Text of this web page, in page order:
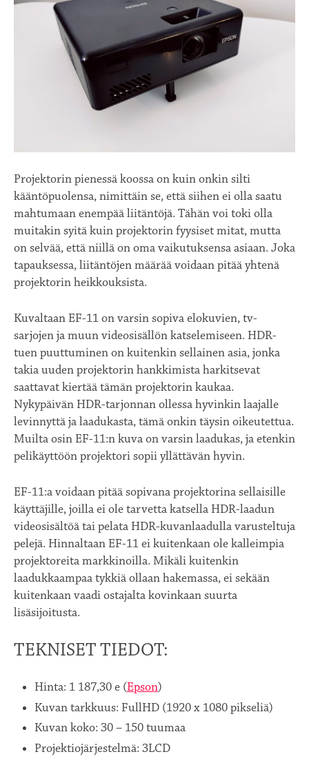
Projektorin pienessä koossa on kuin onkin silti
kääntöpuolensa, nimittäin se, että siihen ei olla saatu
mahtumaan enempää liitäntöjä. Tähän voi toki olla
muitakin syitä kuin projektorin fyysiset mitat, mutta
on selvää, että niillä on oma vaikutuksensa asiaan. Joka
tapauksessa, liitäntöjen määrää voidaan pitää yhtenä
projektorin heikkouksista.
Kuvaltaan EF-11 on varsin sopiva elokuvien, tv-
sarjojen ja muun videosisällön katselemiseen. HDR-
tuen puuttuminen on kuitenkin sellainen asia, jonka
takia uuden projektorin hankkimista harkitsevat
saattavat kiertää tämän projektorin kaukaa.
Nykypäivän HDR-tarjonnan ollessa hyvinkin laajalle
levinnyttä ja laadukasta, tämä onkin täysin oikeutettua.
Muilta osin EF-11:n kuva on varsin laadukas, ja etenkin
pelikäyttöön projektori sopii yllättävän hyvin.
EF-11:a voidaan pitää sopivana projektorina sellaisille
käyttäjille, joilla ei ole tarvetta katsella HDR-laadun
videosisältöä tai pelata HDR-kuvanlaadulla varusteltuja
pelejä. Hinnaltaan EF-11 ei kuitenkaan ole kalleimpia
projektoreita markkinoilla. Mikäli kuitenkin
laadukkaampaa tykkiä ollaan hakemassa, ei sekään
kuitenkaan vaadi ostajalta kovinkaan suurta
lisäsijoitusta.
TEKNISET TIEDOT:
Hinta: 1 187,30 e (Epson)
Kuvan tarkkuus: FullHD (1920 x 1080 pikseliä)
Kuvan koko: 30 – 150 tuumaa
Projektiojärjestelmä: 3LCD